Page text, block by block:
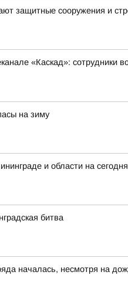
защитные сооружения и
«Каскад»: сотрудники
на зиму
и области на сегодня
битва
началась, несмотря на